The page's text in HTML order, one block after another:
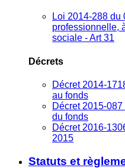
Loi 2014-288 du
professionnelle,
sociale - Art 31
Décrets
Décret 2014-
au fonds
Décret 2015-
du fonds
Décret 2016-
2015
Statuts et